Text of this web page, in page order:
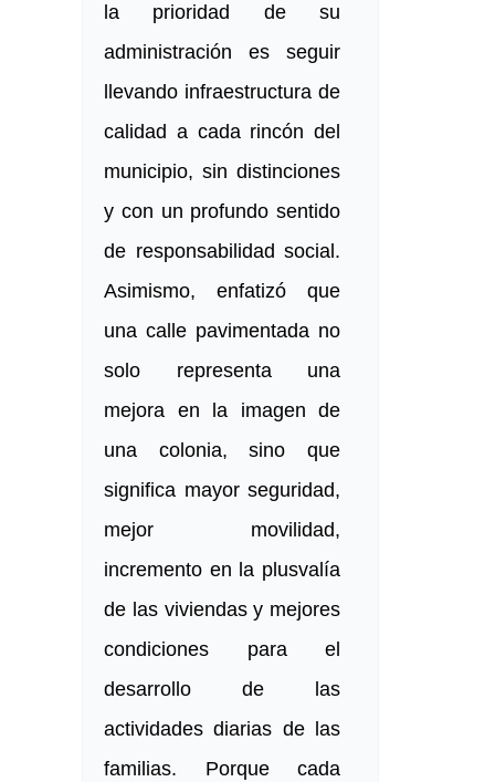
la prioridad de su
administración es seguir
llevando infraestructura de
calidad a cada rincón del
municipio, sin distinciones
y con un profundo sentido
de responsabilidad social.
Asimismo, enfatizó que
una calle pavimentada no
solo representa una
mejora en la imagen de
una colonia, sino que
significa mayor seguridad,
mejor movilidad,
incremento en la plusvalía
de las viviendas y mejores
condiciones para el
desarrollo de las
actividades diarias de las
familias. Porque cada